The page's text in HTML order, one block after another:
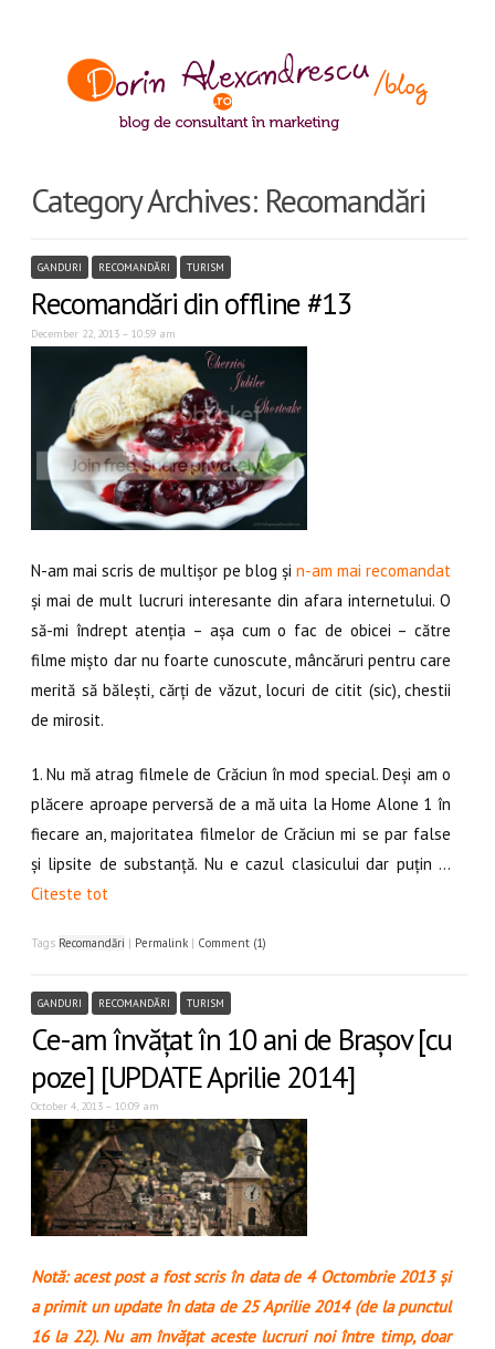
Category Archives: Recomandări
GANDURI RECOMANDĂRI TURISM
Recomandări din offline #13
December 22, 2013 – 10:59 am
N-am mai scris de multișor pe blog și n-am mai recomandat
și mai de mult lucruri interesante din afara internetului. O
să-mi îndrept atenția – așa cum o fac de obicei – către
filme mișto dar nu foarte cunoscute, mâncăruri pentru care
merită să bălești, cărți de văzut, locuri de citit (sic), chestii
de mirosit.
1. Nu mă atrag filmele de Crăciun în mod special. Deși am o
plăcere aproape perversă de a mă uita la Home Alone 1 în
fiecare an, majoritatea filmelor de Crăciun mi se par false
și lipsite de substanță. Nu e cazul clasicului dar puțin …
Citeste tot
Tags Recomandări | Permalink | Comment (1)
GANDURI RECOMANDĂRI TURISM
Ce-am învățat în 10 ani de Brașov [cu
poze] [UPDATE Aprilie 2014]
October 4, 2013 – 10:09 am
Notă: acest post a fost scris în data de 4 Octombrie 2013 și
a primit un update în data de 25 Aprilie 2014 (de la punctul
16 la 22). Nu am învățat aceste lucruri noi între timp, doar